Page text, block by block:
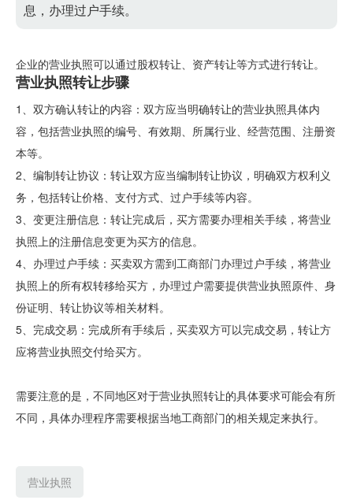
息，办理过户手续。
企业的营业执照可以通过股权转让、资产转让等方式进行转让。
营业执照转让步骤
1、双方确认转让的内容：双方应当明确转让的营业执照具体内
容，包括营业执照的编号、有效期、所属行业、经营范围、注册资
本等。
2、编制转让协议：转让双方应当编制转让协议，明确双方权利义
务，包括转让价格、支付方式、过户手续等内容。
3、变更注册信息：转让完成后，买方需要办理相关手续，将营业
执照上的注册信息变更为买方的信息。
4、办理过户手续：买卖双方需到工商部门办理过户手续，将营业
执照上的所有权转移给买方，办理过户需要提供营业执照原件、身
份证明、转让协议等相关材料。
5、完成交易：完成所有手续后，买卖双方可以完成交易，转让方
应将营业执照交付给买方。
需要注意的是，不同地区对于营业执照转让的具体要求可能会有所
不同，具体办理程序需要根据当地工商部门的相关规定来执行。
营业执照